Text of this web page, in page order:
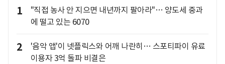
1
"직접 농사 안 지으면 내년까지 팔아라"… 양도세 중과
에 떨고 있는 6070
2
'음악 앱'이 넷플릭스와 어깨 나란히… 스포티파이 유료
이용자 3억 돌파 비결은